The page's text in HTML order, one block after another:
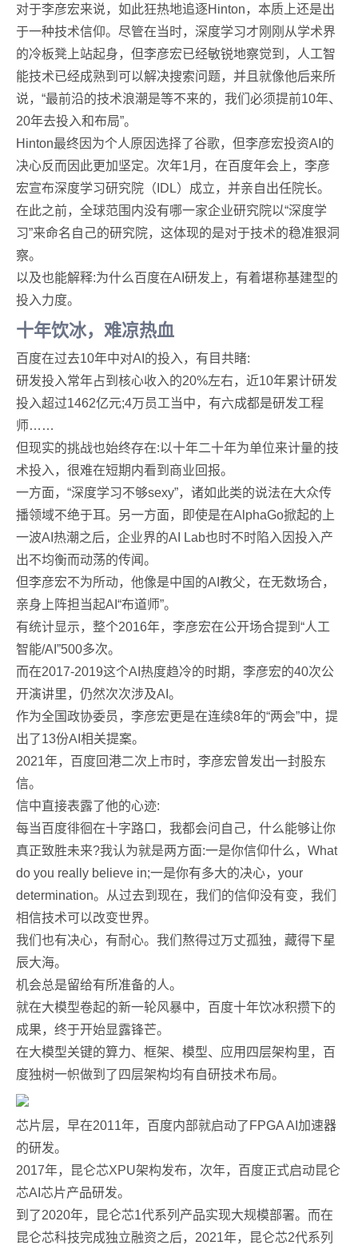
对于李彦宏来说，如此狂热地追逐Hinton，本质上还是出
于一种技术信仰。尽管在当时，深度学习才刚刚从学术界
的冷板凳上站起身，但李彦宏已经敏锐地察觉到，人工智
能技术已经成熟到可以解决搜索问题，并且就像他后来所
说，“最前沿的技术浪潮是等不来的，我们必须提前10年、
20年去投入和布局”。
Hinton最终因为个人原因选择了谷歌，但李彦宏投资AI的
决心反而因此更加坚定。次年1月，在百度年会上，李彦
宏宣布深度学习研究院（IDL）成立，并亲自出任院长。
在此之前，全球范围内没有哪一家企业研究院以“深度学
习”来命名自己的研究院，这体现的是对于技术的稳准狠洞
察。
以及也能解释:为什么百度在AI研发上，有着堪称基建型的
投入力度。
十年饮冰，难凉热血
百度在过去10年中对AI的投入，有目共睹:
研发投入常年占到核心收入的20%左右，近10年累计研发
投入超过1462亿元;4万员工当中，有六成都是研发工程
师……
但现实的挑战也始终存在:以十年二十年为单位来计量的技
术投入，很难在短期内看到商业回报。
一方面，“深度学习不够sexy”，诸如此类的说法在大众传
播领域不绝于耳。另一方面，即使是在AlphaGo掀起的上
一波AI热潮之后，企业界的AI Lab也时不时陷入因投入产
出不均衡而动荡的传闻。
但李彦宏不为所动，他像是中国的AI教父，在无数场合，
亲身上阵担当起AI“布道师”。
有统计显示，整个2016年，李彦宏在公开场合提到“人工
智能/AI”500多次。
而在2017-2019这个AI热度趋冷的时期，李彦宏的40次公
开演讲里，仍然次次涉及AI。
作为全国政协委员，李彦宏更是在连续8年的“两会”中，提
出了13份AI相关提案。
2021年，百度回港二次上市时，李彦宏曾发出一封股东
信。
信中直接表露了他的心迹:
每当百度徘徊在十字路口，我都会问自己，什么能够让你
真正致胜未来?我认为就是两方面:一是你信仰什么，What
do you really believe in;一是你有多大的决心，your
determination。从过去到现在，我们的信仰没有变，我们
相信技术可以改变世界。
我们也有决心，有耐心。我们熬得过万丈孤独，藏得下星
辰大海。
机会总是留给有所准备的人。
就在大模型卷起的新一轮风暴中，百度十年饮冰积攒下的
成果，终于开始显露锋芒。
在大模型关键的算力、框架、模型、应用四层架构里，百
度独树一帜做到了四层架构均有自研技术布局。
芯片层，早在2011年，百度内部就启动了FPGA AI加速器
的研发。
2017年，昆仑芯XPU架构发布，次年，百度正式启动昆仑
芯AI芯片产品研发。
到了2020年，昆仑芯1代系列产品实现大规模部署。而在
昆仑芯科技完成独立融资之后，2021年，昆仑芯2代系列